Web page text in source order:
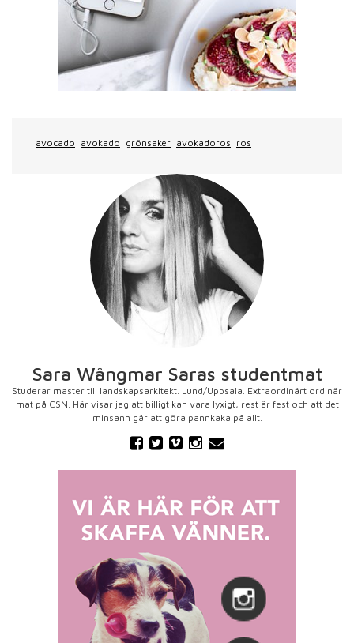
avocado avokado grönsaker avokadoros ros
Sara Wångmar Saras studentmat
Studerar master till landskapsarkitekt. Lund/Uppsala. Extraordinärt ordinär
mat på CSN. Här visar jag att billigt kan vara lyxigt, rest är fest och att det
minsann går att göra pannkaka på allt.